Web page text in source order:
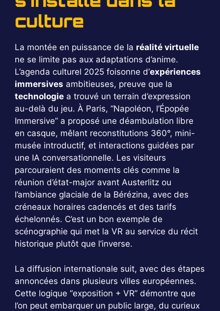
culture
La montée en puissance de la réalité virtuelle
ne se limite pas aux adaptations d’anime.
L’agenda culturel 2025 foisonne d’expériences
immersives ambitieuses, preuve que la
technologie a trouvé un terrain d’expression
au-delà du jeu. À Paris, “Napoléon, l’Épopée
Immersive” a proposé une déambulation libre
en casque, mêlant reconstitutions 360°, mini-
musée introductif, et interactions guidées par
une IA conversationnelle. Les visiteurs
parcouraient des moments clés comme la
réunion d’état-major avant Austerlitz ou
l’ambiance glaciale de la Bérézina, avec des
créneaux horaires cadencés et des tarifs
échelonnés. C’est un bon exemple de
scénographie qui met la VR au service du récit
historique plutôt que l’inverse.
La diffusion internationale suit, avec des étapes
annoncées dans plusieurs villes européennes.
Cette logique “exposition + VR” démontre que
l’on peut embarquer un public large, du curieux